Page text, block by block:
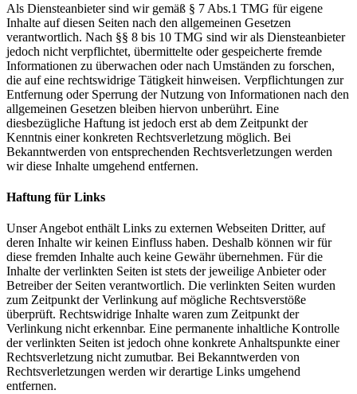
Als Diensteanbieter sind wir gemäß § 7 Abs.1 TMG für eigene
Inhalte auf diesen Seiten nach den allgemeinen Gesetzen
verantwortlich. Nach §§ 8 bis 10 TMG sind wir als Diensteanbieter
jedoch nicht verpflichtet, übermittelte oder gespeicherte fremde
Informationen zu überwachen oder nach Umständen zu forschen,
die auf eine rechtswidrige Tätigkeit hinweisen. Verpflichtungen zur
Entfernung oder Sperrung der Nutzung von Informationen nach den
allgemeinen Gesetzen bleiben hiervon unberührt. Eine
diesbezügliche Haftung ist jedoch erst ab dem Zeitpunkt der
Kenntnis einer konkreten Rechtsverletzung möglich. Bei
Bekanntwerden von entsprechenden Rechtsverletzungen werden
wir diese Inhalte umgehend entfernen.
Haftung für Links
Unser Angebot enthält Links zu externen Webseiten Dritter, auf
deren Inhalte wir keinen Einfluss haben. Deshalb können wir für
diese fremden Inhalte auch keine Gewähr übernehmen. Für die
Inhalte der verlinkten Seiten ist stets der jeweilige Anbieter oder
Betreiber der Seiten verantwortlich. Die verlinkten Seiten wurden
zum Zeitpunkt der Verlinkung auf mögliche Rechtsverstöße
überprüft. Rechtswidrige Inhalte waren zum Zeitpunkt der
Verlinkung nicht erkennbar. Eine permanente inhaltliche Kontrolle
der verlinkten Seiten ist jedoch ohne konkrete Anhaltspunkte einer
Rechtsverletzung nicht zumutbar. Bei Bekanntwerden von
Rechtsverletzungen werden wir derartige Links umgehend
entfernen.